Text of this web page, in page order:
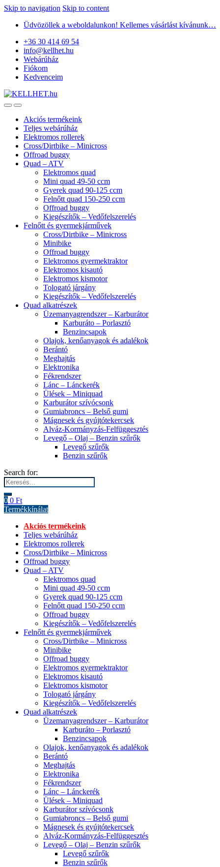
Skip to navigation Skip to content
Üdvözöllek a weboldalunkon! Kellemes vásárlást kívánunk…
+36 30 414 69 54
info@kellhet.hu
Webárúház
Fiókom
Kedvenceim
Akciós termékeink
Teljes webárúház
Elektromos rollerek
Cross/Dirtbike – Minicross
Offroad buggy
Quad – ATV
Elektromos quad
Mini quad 49-50 ccm
Gyerek quad 90-125 ccm
Felnőtt quad 150-250 ccm
Offroad buggy
Kiegészítők – Vedőfelszerelés
Felnőtt és gyermekjárművek
Cross/Dirtbike – Minicross
Minibike
Offroad buggy
Elektromos gyermektraktor
Elektromos kisautó
Elektromos kismotor
Tologató járgány
Kiegészítők – Vedőfelszerelés
Quad alkatrészek
Üzemanyagrendszer – Karburátor
Karburáto – Porlasztó
Benzincsapok
Olajok, kenőanyagok és adalékok
Berántó
Meghajtás
Elektronika
Fékrendszer
Lánc – Lánckerék
Ülések – Miniquad
Karburátor szívócsonk
Gumiabroncs – Belső gumi
Mágnesek és gyújtótekercsek
Alváz-Kormányzás-Felfüggesztés
Levegő – Olaj – Benzin szűrők
Levegő szűrők
Benzin szűrők
Search for:
0 0 Ft
Termékkínálat
Akciós termékeink
Teljes webárúház
Elektromos rollerek
Cross/Dirtbike – Minicross
Offroad buggy
Quad – ATV
Elektromos quad
Mini quad 49-50 ccm
Gyerek quad 90-125 ccm
Felnőtt quad 150-250 ccm
Offroad buggy
Kiegészítők – Vedőfelszerelés
Felnőtt és gyermekjárművek
Cross/Dirtbike – Minicross
Minibike
Offroad buggy
Elektromos gyermektraktor
Elektromos kisautó
Elektromos kismotor
Tologató járgány
Kiegészítők – Vedőfelszerelés
Quad alkatrészek
Üzemanyagrendszer – Karburátor
Karburáto – Porlasztó
Benzincsapok
Olajok, kenőanyagok és adalékok
Berántó
Meghajtás
Elektronika
Fékrendszer
Lánc – Lánckerék
Ülések – Miniquad
Karburátor szívócsonk
Gumiabroncs – Belső gumi
Mágnesek és gyújtótekercsek
Alváz-Kormányzás-Felfüggesztés
Levegő – Olaj – Benzin szűrők
Levegő szűrők
Benzin szűrők